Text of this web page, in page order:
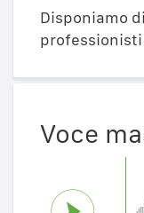
Disponiamo
Voce